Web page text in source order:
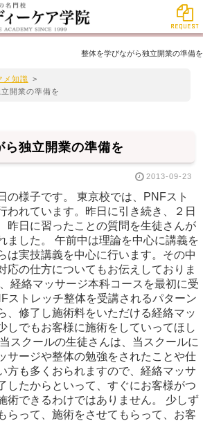
整体を学びながら独立開業の準備を
メ知識
>
開業の準備を
ら独立開業の準備を
2013-09-23
の様子です。 東京校では、PNFスト
われています。昨日に引き続き、２日
昨日に習ったことの質問を生徒さんが
ました。 午前中は理論を中心に講義を
は実技講義を中心に行います。その中
応の仕方についてもお伝えしておりま
経絡マッサージ本科コースを最初に受
ストレッチ整体を受講されるパターン
、修了し施術料をいただける経絡マッ
しでもお客様に施術をしていってほし
スクールの生徒さんは、当スクールに
サージや整体の勉強をされたことや仕
方も多くおられますので、経絡マッサ
したからといって、すぐにお客様がつ
術できるわけではありません。 少しず
らって、施術をさせてもらって、お客
REQUEST